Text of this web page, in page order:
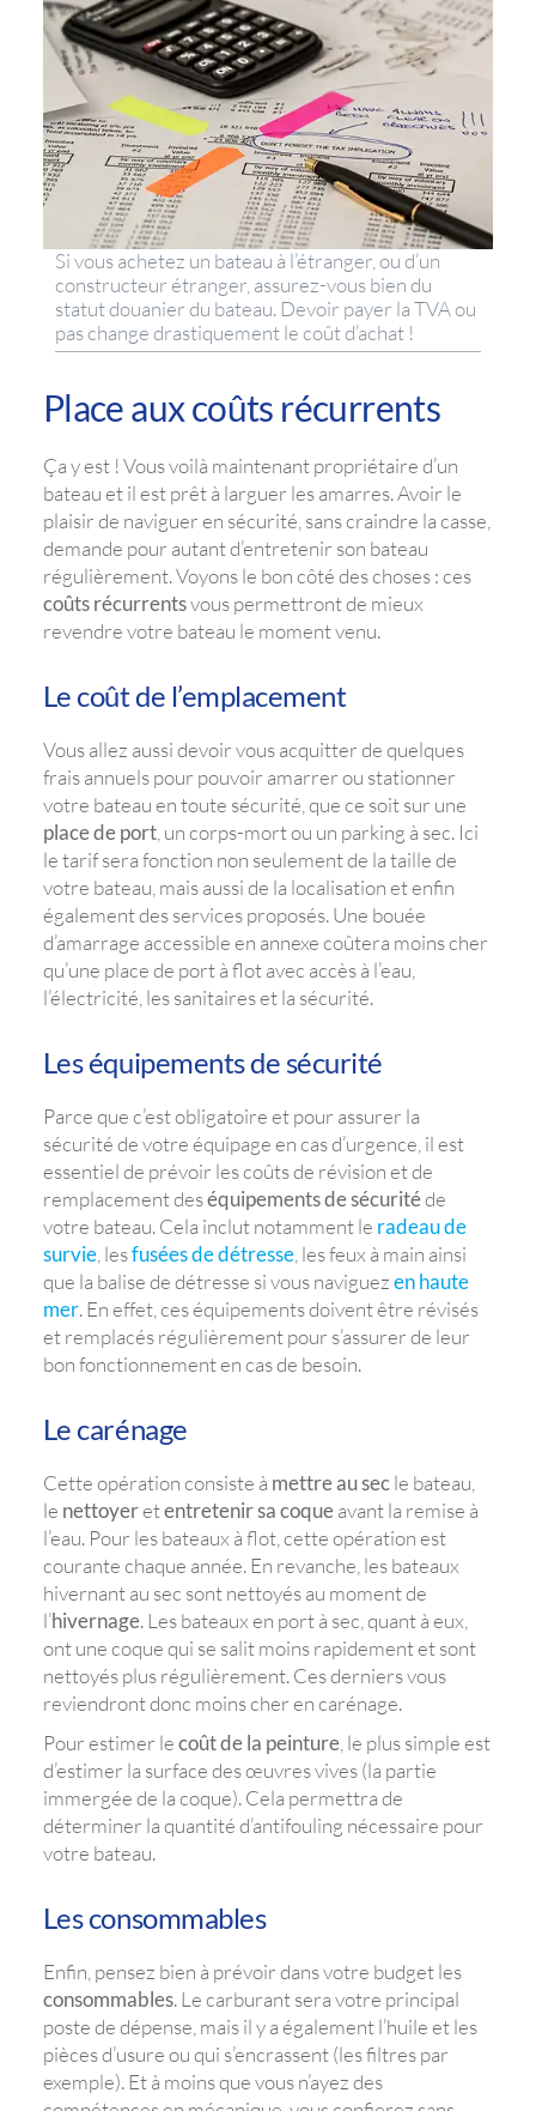
Si vous achetez un bateau à l’étranger, ou d’un
constructeur étranger, assurez-vous bien du
statut douanier du bateau. Devoir payer la TVA ou
pas change drastiquement le coût d’achat !
Place aux coûts récurrents
Ça y est ! Vous voilà maintenant propriétaire d’un
bateau et il est prêt à larguer les amarres. Avoir le
plaisir de naviguer en sécurité, sans craindre la casse,
demande pour autant d’entretenir son bateau
régulièrement. Voyons le bon côté des choses : ces
coûts récurrentsvous permettront de mieux
revendre votre bateau le moment venu.
Le coût de l’emplacement
Vous allez aussi devoir vous acquitter de quelques
frais annuels pour pouvoir amarrer ou stationner
votre bateau en toute sécurité, que ce soit sur une
place de port, un corps-mort ou un parking à sec. Ici
le tarif sera fonction non seulement de la taille de
votre bateau, mais aussi de la localisation et enfin
également des services proposés. Une bouée
d’amarrage accessible en annexe coûtera moins cher
qu’une place de port à flot avec accès à l’eau,
l’électricité, les sanitaires et la sécurité.
Les équipements de sécurité
Parce que c’est obligatoire et pour assurer la
sécurité de votre équipage en cas d’urgence, il est
essentiel de prévoir les coûts de révision et de
remplacement deséquipements de sécuritéde
votre bateau. Cela inclut notamment le radeau de
survie, lesfusées de détresse, les feux à main ainsi
que la balise de détresse si vous naviguezen haute
mer. En effet, ces équipements doivent être révisés
et remplacés régulièrement pour s’assurer de leur
bon fonctionnement en cas de besoin.
Le carénage
Cette opération consiste à mettre au secle bateau,
le nettoyeretentretenir sa coqueavant la remise à
l’eau. Pour les bateaux à flot, cette opération est
courante chaque année. En revanche, les bateaux
hivernant au sec sont nettoyés au moment de
l’hivernage. Les bateaux en port à sec, quant à eux,
ont une coque qui se salit moins rapidement et sont
nettoyés plus régulièrement. Ces derniers vous
reviendront donc moins cher en carénage.
Pour estimer lecoût de la peinture, le plus simple est
d’estimer la surface des œuvres vives (la partie
immergée de la coque). Cela permettra de
déterminer la quantité d’antifouling nécessaire pour
votre bateau.
Les consommables
Enfin, pensez bien à prévoir dans votre budget les
consommables. Le carburant sera votre principal
poste de dépense, mais il y a également l’huile et les
pièces d’usure ou qui s’encrassent (les filtres par
exemple). Et à moins que vous n’ayez des